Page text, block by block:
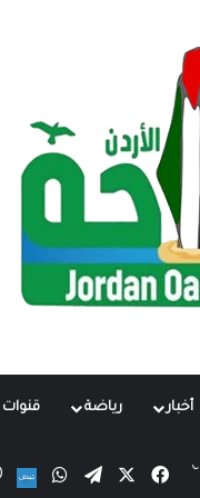
أخبار رياضة قنوات
℃ فيسبوك تيلقرام